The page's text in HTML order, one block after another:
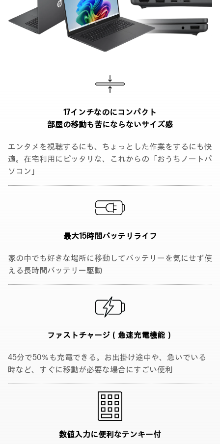
17インチなのにコンパクト
部屋の移動も苦にならないサイズ感
エンタメを視聴するにも、ちょっとした作業をするにも快
適。在宅利用にピッタリな、これからの「おうちノートパ
ソコン」
最大15時間バッテリライフ
家の中でも好きな場所に移動してバッテリーを気にせず使
える長時間バッテリー駆動
ファストチャージ （急速充電機能）
45分で50％も充電できる。お出掛け途中や、急いでいる
時など、すぐに移動が必要な場合にすごい便利
数値入力に便利なテンキー付